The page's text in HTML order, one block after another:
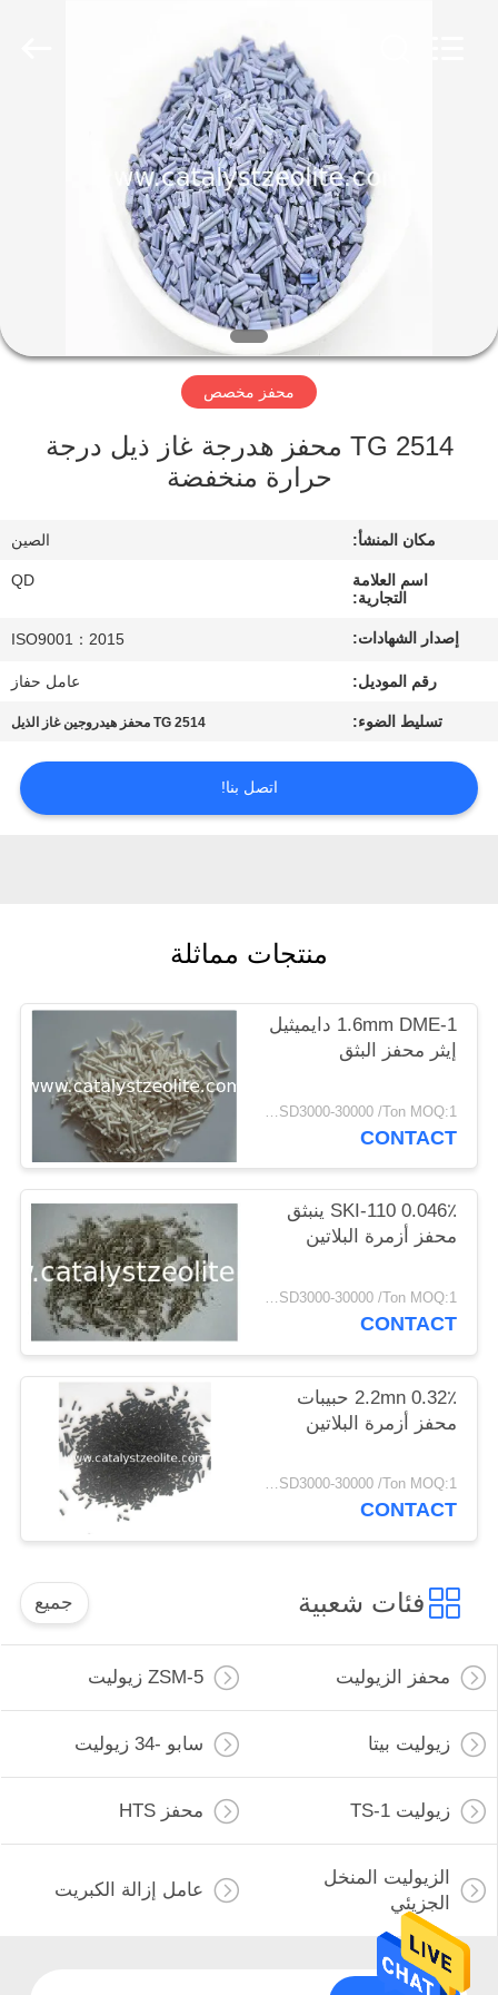
جولة
المعمل
جودة
اتصل
أخبار
حالات
POLICY
محفز مخصص
TG 2514 محفز هدرجة غاز ذيل درجة
حرارة منخفضة
مكان المنشأ: الصين
اسم العلامة
التجارية:
QD
إصدار الشهادات: ISO9001：2015
رقم الموديل: عامل حفاز
تسليط الضوء: TG 2514 محفز هيدروجين غاز الذيل
اتصل بنا!
منتجات مماثلة
1.6mm DME-1 دايميثيل
إيثر محفز البثق
USD3000-30000 /Ton MOQ:1 كغم
CONTACT
SKI-110 0.046٪ ينبثق
محفز أزمرة البلاتين
USD3000-30000 /Ton MOQ:1 كغم
CONTACT
2.2mn 0.32٪ حبيبات
محفز أزمرة البلاتين
USD3000-30000 /Ton MOQ:1 كغم
CONTACT
فئات شعبية جميع
محفز الزيوليت ZSM-5 زيوليت
زيوليت بيتا سابو -34 زيوليت
زيوليت TS-1 محفز HTS
الزيوليت المنخل
الجزيئي
عامل إزالة الكبريت